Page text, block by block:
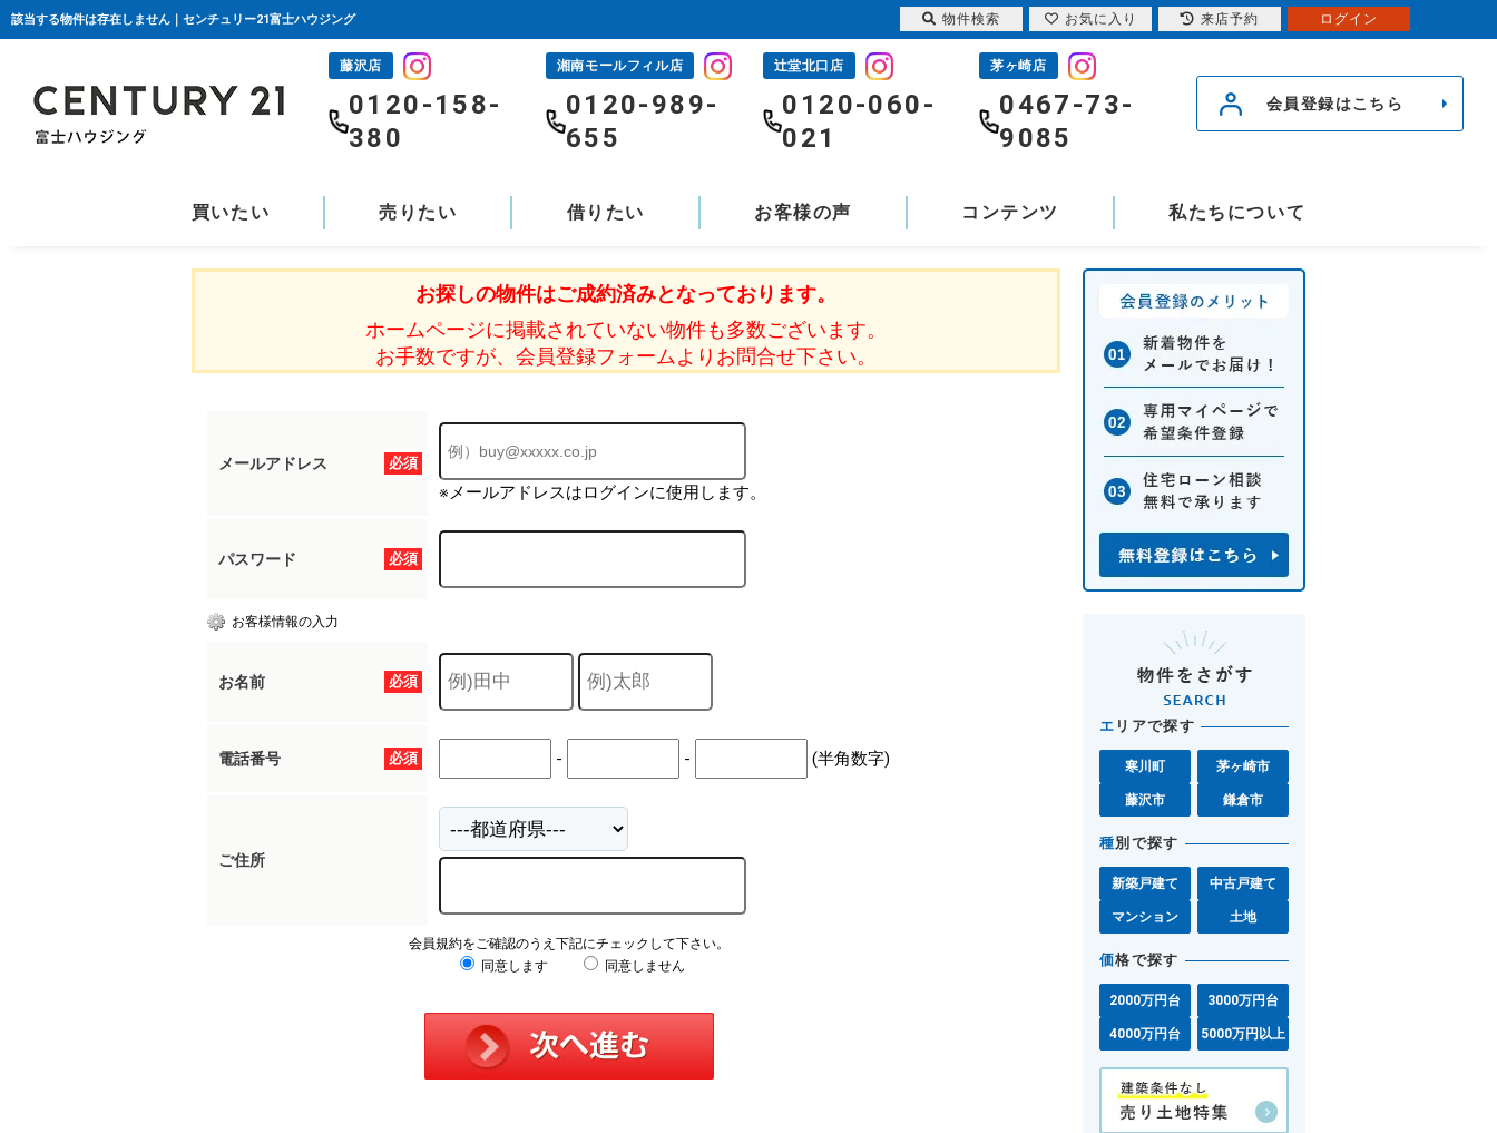
該当する物件は存在しません｜センチュリー21富士ハウジング
藤沢店
0120-158-
380
湘南モールフィル店
0120-989-
655
辻堂北口店
0120-060-
021
茅ヶ崎店
0467-73-
9085
会員登録はこちら
買いたい 売りたい 借りたい お客様の声 コンテンツ 私たちについて
お探しの物件はご成約済みとなっております。
ホームページに掲載されていない物件も多数ございます。
お手数ですが、会員登録フォームよりお問合せ下さい。
必須
メールアドレス
※メールアドレスはログインに使用します。
必須
パスワード
お客様情報の入力
必須
お名前
必須
電話番号 - - (半角数字)
ご住所
会員規約をご確認のうえ下記にチェックして下さい。
同意します
同意しません
エ リアで探す
寒川町 茅ヶ崎市
藤沢市 鎌倉市
種別で探す
新築戸建て 中古戸建て
マンション 土地
価格で探す
2000万円台 3000万円台
4000万円台 5000万円以上
物件検索 お気に入り 来店予約 ログイン